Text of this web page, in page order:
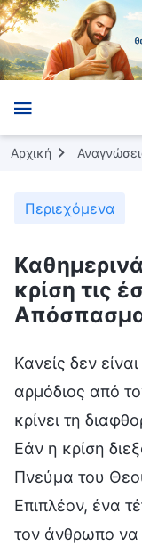
Αρχική
Περιεχόμενα
κρίση τις
Κανείς δεν
αρμόδιος από
κρίνει τη
Εάν η κρίση
Πνεύμα του
Επιπλέον, ένα
τον άνθρωπο να